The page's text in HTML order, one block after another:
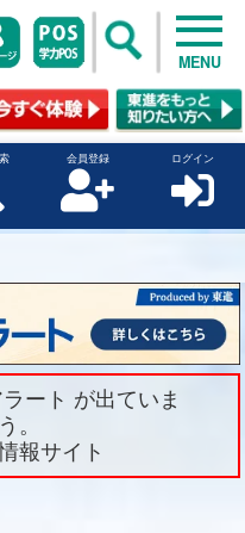
MENU
会員登録 ログイン
ート が出ていま
。
報サイト